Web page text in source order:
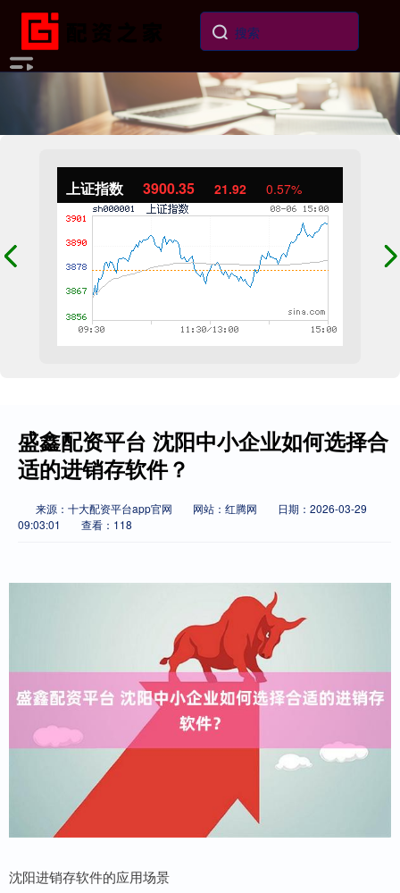
上证指数 3900.35 21.92 0.57%
盛鑫配资平台 沈阳中小企业如何选择合
适的进销存软件？
来源：十大配资平台app官网 网站：红腾网
日期：2026-03-29
09:03:01
查看：118
沈阳进销存软件的应用场景